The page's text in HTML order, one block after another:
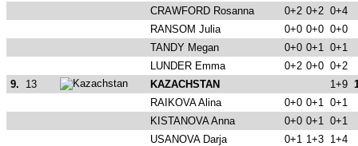
CRAWFORD Rosanna 0+2 0+2 0+4
RANSOM Julia
0+0 0+0 0+0
TANDY Megan
0+0 0+1
0+1
LUNDER Emma
0+2 0+0 0+2
9.
13 KAZACHSTAN 1+9
RAIKOVA Alina
0+0 0+1
0+1
KISTANOVA Anna
0+0 0+1
0+1
USANOVA Darja
0+1 1+3
1+4